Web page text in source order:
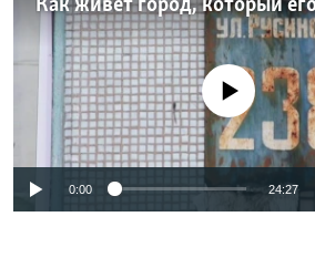
No media source currently
0:00 24:27